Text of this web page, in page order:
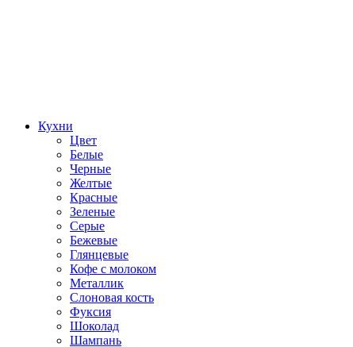
Кухни
Цвет
Белые
Черные
Желтые
Красные
Зеленые
Серые
Бежевые
Глянцевые
Кофе с молоком
Металлик
Слоновая кость
Фуксия
Шоколад
Шампань